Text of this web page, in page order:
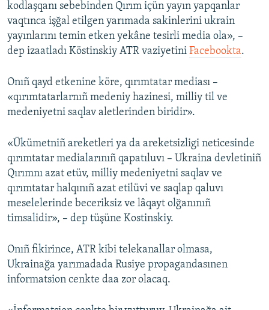
kodlaşqanı sebebinden Qırım içün yayın yapqanlar
vaqtınca işğal etilgen yarımada sakinlerini ukrain
yayınlarını temin etken yekâne tesirli media ola», –
dep izaatladı Köstinskiy ATR vaziyetini Facebookta.
Onıñ qayd etkenine köre, qırımtatar mediası –
«qırımtatarlarnıñ medeniy hazinesi, milliy til ve
medeniyetni saqlav aletlerinden biridir».
«Ükümetniñ areketleri ya da areketsizligi neticesinde
qırımtatar medialarınıñ qapatıluvı – Ukraina devletiniñ
Qırımnı azat etüv, milliy medeniyetni saqlav ve
qırımtatar halqınıñ azat etilüvi ve saqlap qaluvı
meselelerinde beceriksiz ve lâqayt olğanınıñ
timsalidir», – dep tüşüne Kostinskiy.
Onıñ fikirince, ATR kibi telekanallar olmasa,
Ukrainağa yarımadada Rusiye propagandasınen
informatsion cenkte daa zor olacaq.